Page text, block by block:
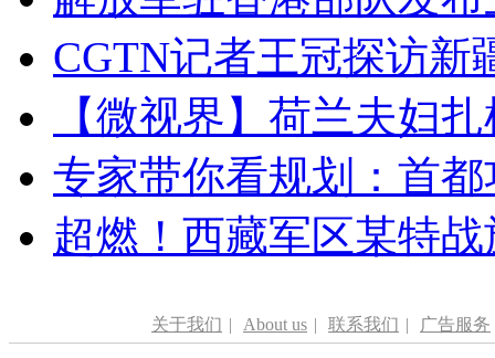
CGTN记者王冠探访新
【微视界】荷兰夫妇
专家带你看规划：首
超燃！西藏军区某特
关于我们 | About us | 联系我们 | 广告服务